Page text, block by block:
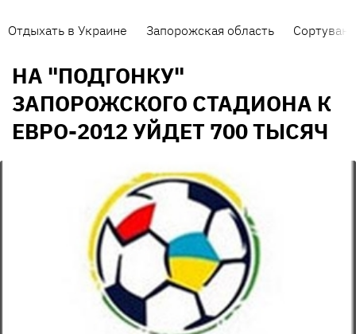
Отдыхать в Украине Запорожская область
НА "ПОДГОНКУ"
ЗАПОРОЖСКОГО СТАДИОНА К
ЕВРО-2012 УЙДЕТ 700 ТЫСЯЧ